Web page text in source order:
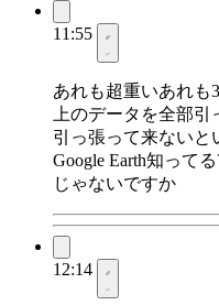
11:55
あれも超重いあれも
上のデータを全部
引っ張って来ないと
Google Earth知って
じゃないですか
12:14